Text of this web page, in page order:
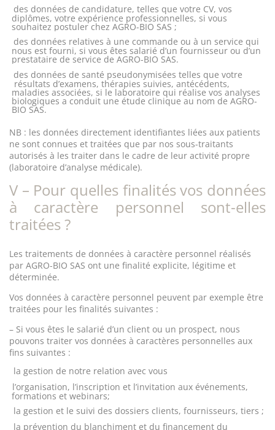
des données de candidature, telles que votre CV, vos
diplômes, votre expérience professionnelles, si vous
souhaitez postuler chez AGRO-BIO SAS ;
des données relatives à une commande ou à un service qui
nous est fourni, si vous êtes salarié d’un fournisseur ou d’un
prestataire de service de AGRO-BIO SAS.
des données de santé pseudonymisées telles que votre
résultats d’examens, thérapies suivies, antécédents,
maladies associées, si le laboratoire qui réalise vos analyses
biologiques a conduit une étude clinique au nom de AGRO-
BIO SAS.
NB : les données directement identifiantes liées aux patients
ne sont connues et traitées que par nos sous-traitants
autorisés à les traiter dans le cadre de leur activité propre
(laboratoire d’analyse médicale).
V – Pour quelles finalités vos données
à caractère personnel sont-elles
traitées ?
Les traitements de données à caractère personnel réalisés
par AGRO-BIO SAS ont une finalité explicite, légitime et
déterminée.
Vos données à caractère personnel peuvent par exemple être
traitées pour les finalités suivantes :
– Si vous êtes le salarié d’un client ou un prospect, nous
pouvons traiter vos données à caractères personnelles aux
fins suivantes :
la gestion de notre relation avec vous
l’organisation, l’inscription et l’invitation aux événements,
formations et webinars;
la gestion et le suivi des dossiers clients, fournisseurs, tiers ;
la prévention du blanchiment et du financement du